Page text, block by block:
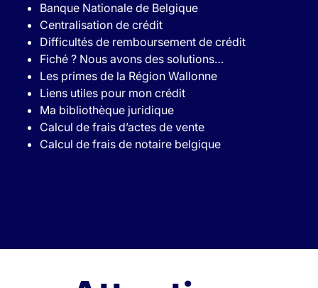
Banque Nationale de Belgique
Centralisation de crédit
Difficultés de remboursement de crédit
Fiché ? Nous avons des solutions…
Les primes de la Région Wallonne
Liens utiles pour mon crédit
Ma bibliothèque juridique
Calcul de frais d’actes de vente
Calcul de frais de notaire belgique